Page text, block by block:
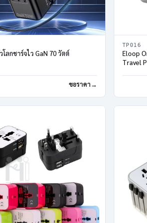
ลกชาร์จไว GaN 70 วัตต์
ขอราคา
TP016
Eloop
Travel